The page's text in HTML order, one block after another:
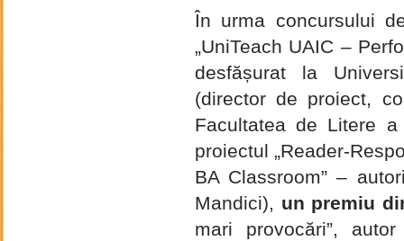
În urma concursului
„UniTeach UAIC –
desfășurat la
(director de proiect,
Facultatea de Litere
proiectul „Reader-
BA Classroom” –
Mandici), un premiu
mari provocări”,